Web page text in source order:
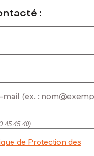
Frédérique TABARANT,
- EI -
RSAC de Toulouse sous le
:
de Protection des